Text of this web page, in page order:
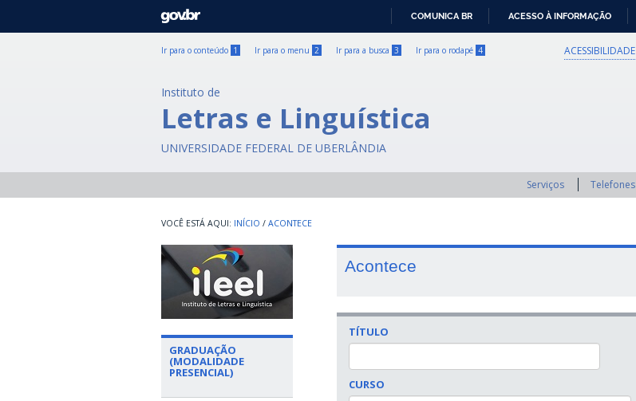
GOVBR
COMUNICA BR ACESSO À INFORMAÇÃO
Ir para o conteúdo 1 Ir para o menu 2 Ir para a busca 3 Ir para o rodapé 4 ACESSIBILIDADE
Instituto de
Letras e Linguística
UNIVERSIDADE FEDERAL DE UBERLÂNDIA
Serviços Telefones
INÍCIO / ACONTECE
GRADUAÇÃO
(MODALIDADE
PRESENCIAL)
Acontece
TÍTULO
CURSO